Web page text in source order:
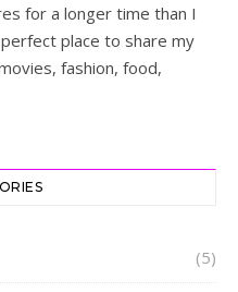
for a longer time than I
place to share my
fashion, food,
(5)